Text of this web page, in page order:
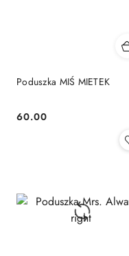
Poduszka MIŚ MIETEK
Cena:
60.00